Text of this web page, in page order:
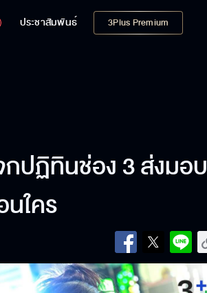
ประชาสัมพันธ์ 3Plus Premium
กปฏิทินช่อง 3 ส่งมอบ
ใคร